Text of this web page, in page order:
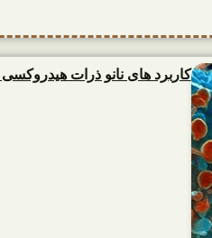
کاربرد های نانو ذرات